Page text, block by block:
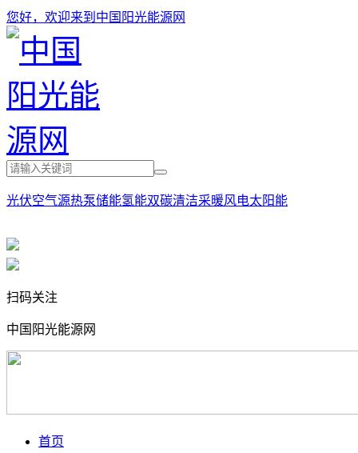
您好，欢迎来到中国阳光能源网
光伏空气源热泵储能氢能双碳清洁采暖风电太阳能
扫码关注
中国阳光能源网
首页